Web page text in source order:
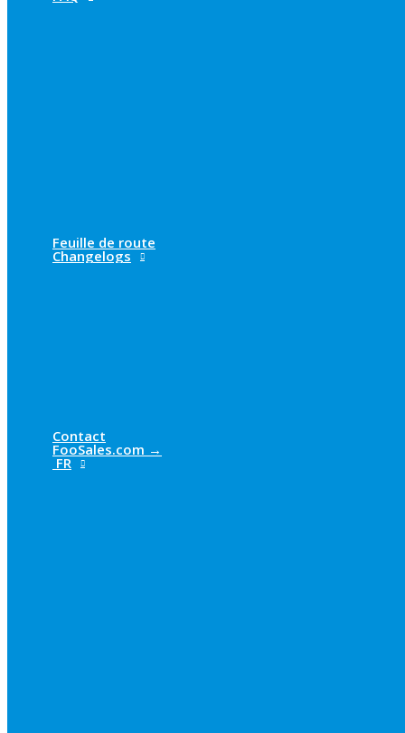
Feuille de route
Changelogs
Contact
FooSales.com →
FR